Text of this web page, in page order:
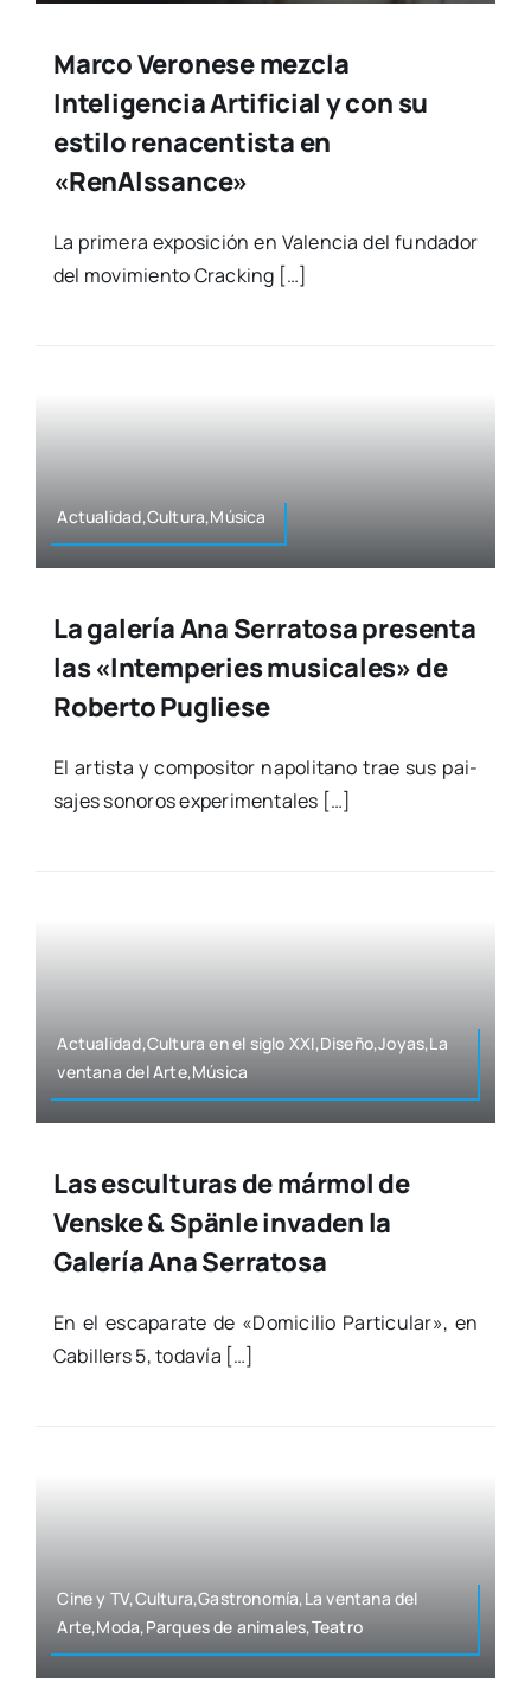
Marco Veronese mezcla
Inteligencia Artificial y con su
estilo renacentista en
«RenAlssance»
La pri­me­ra expo­si­ción en Valen­cia del fun­da­dor
del movi­mien­to Crac­king […]
Actualidad,Cultura,Música
La galería Ana Serratosa presenta
las «Intemperies musicales» de
Roberto Pugliese
El artis­ta y com­po­si­tor napo­li­tano trae sus pai­
sa­jes sono­ros expe­ri­men­ta­les […]
Actualidad,Cultura en el siglo XXI,Diseño,Joyas,La
ven­ta­na del Arte,Música
Las esculturas de mármol de
Venske & Spänle invaden la
Galería Ana Serratosa
En el esca­pa­ra­te de «Domi­ci­lio Par­ti­cu­lar», en
Cabi­llers 5, toda­vía […]
Cine y TV,Cultura,Gastronomía,La ven­ta­na del
Arte,Moda,Parques de animales,Teatro